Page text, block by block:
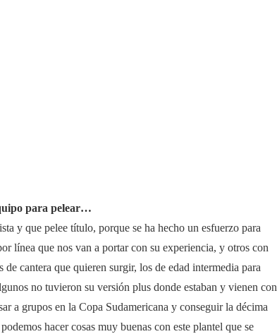
para pelear…
y que pelee título, porque se ha hecho un esfuerzo para
línea que nos van a portar con su experiencia, y otros con
cantera que quieren surgir, los de edad intermedia para
no tuvieron su versión plus donde estaban y vienen con
a grupos en la Copa Sudamericana y conseguir la décima
hacer cosas muy buenas con este plantel que se